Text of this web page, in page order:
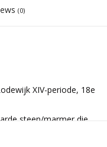
(0)
XIV-periode, 18e
steen/marmer die